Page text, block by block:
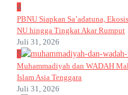
4
PBNU Siapkan Sa’adatuna,
NU hingga Tingkat Akar Rumput
Juli 31, 2026
5
Muhammadiyah dan WADAH
Islam Asia Tenggara
Juli 31, 2026